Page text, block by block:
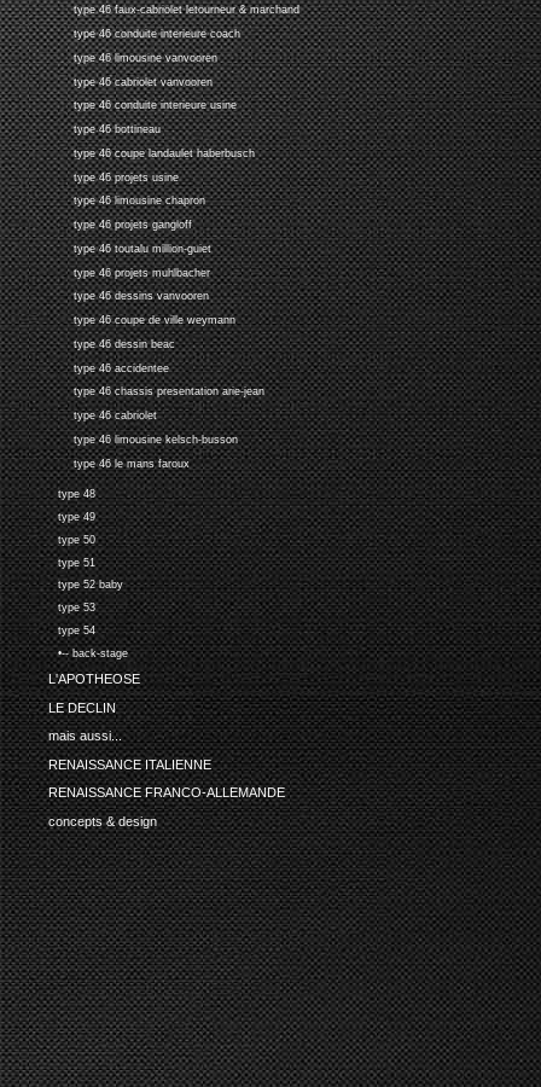
type 46 faux-cabriolet letourneur & marchand
type 46 conduite interieure coach
type 46 limousine vanvooren
type 46 cabriolet vanvooren
type 46 conduite interieure usine
type 46 bottineau
type 46 coupe landaulet haberbusch
type 46 projets usine
type 46 limousine chapron
type 46 projets gangloff
type 46 toutalu million-guiet
type 46 projets muhlbacher
type 46 dessins vanvooren
type 46 coupe de ville weymann
type 46 dessin beac
type 46 accidentee
type 46 chassis presentation arie-jean
type 46 cabriolet
type 46 limousine kelsch-busson
type 46 le mans faroux
type 48
type 49
type 50
type 51
type 52 baby
type 53
type 54
•-- back-stage
L'APOTHEOSE
LE DECLIN
mais aussi...
RENAISSANCE ITALIENNE
RENAISSANCE FRANCO-ALLEMANDE
concepts & design